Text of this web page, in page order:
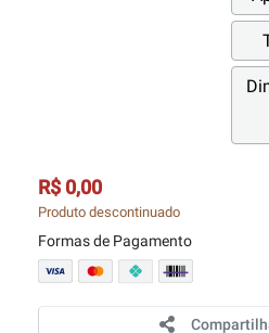
R$ 0,00
Produto descontinuado
Formas de Pagamento